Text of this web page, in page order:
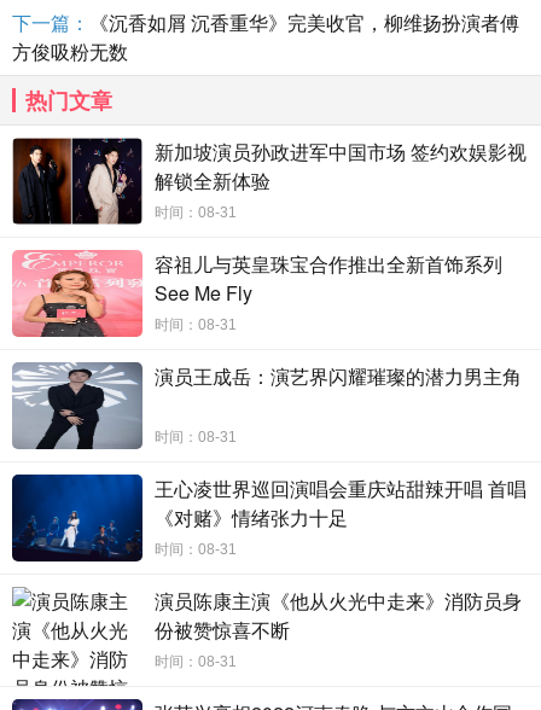
咬字也让听众调侃说在听到“没有人写歌给你过吧”时，把“过
吧”听成“锅巴”，加上该曲强大阵容加持，被网友戏称为是“史
上最有名的锅巴”。
白安此次再化身反映者，反映出这些歌曲的情感样貌。
十首为你而写的情感缩影已在音乐平台正式上线，听众纷纷
在评论区留言自身感受与故事。据闻，白安巡演计划也正在
筹备中，期待看到她在舞台上唱歌的那天。
下一篇：
《沉香如屑 沉香重华》完美收官，柳维扬扮演者傅
方俊吸粉无数
热门文章
新加坡演员孙政进军中国市场 签约欢娱影视
解锁全新体验
时间：08-31
容祖儿与英皇珠宝合作推出全新首饰系列
See Me Fly
时间：08-31
演员王成岳：演艺界闪耀璀璨的潜力男主角
时间：08-31
王心凌世界巡回演唱会重庆站甜辣开唱 首唱
《对赌》情绪张力十足
时间：08-31
演员陈康主演《他从火光中走来》消防员身
份被赞惊喜不断
时间：08-31